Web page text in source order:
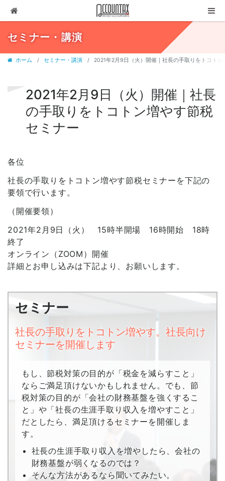
代表ブログ
企業情報
セミナー・講演
ホーム セミナー・講演 2021年2月9日（火）開催｜社長の手取りをトコト
2021年2月9日（火）開催｜社長
の手取りをトコトン増やす節税
セミナー
各位
社長の手取りをトコトン増やす節税セミナーを下記の
要領で行います。
（開催要領）
2021年2月9日（火） 15時半開場 16時開始 18時
終了
オンライン（ZOOM）開催
詳細とお申し込みは下記より、お願いします。
セミナー
社長の手取りをトコトン増やす。社長向け
セミナーを開催します
もし、節税対策の目的が「税金を減らすこと」
ならご満足頂けないかもしれません。でも、節
税対策の目的が「会社の財務基盤を強くするこ
と」や「社長の生涯手取り収入を増やすこと」
だとしたら、満足頂けるセミナーを開催しま
す。
社長の生涯手取り収入を増やしたら、会社の
財務基盤が弱くなるのでは？
そんな方法があるなら聞いてみたい。